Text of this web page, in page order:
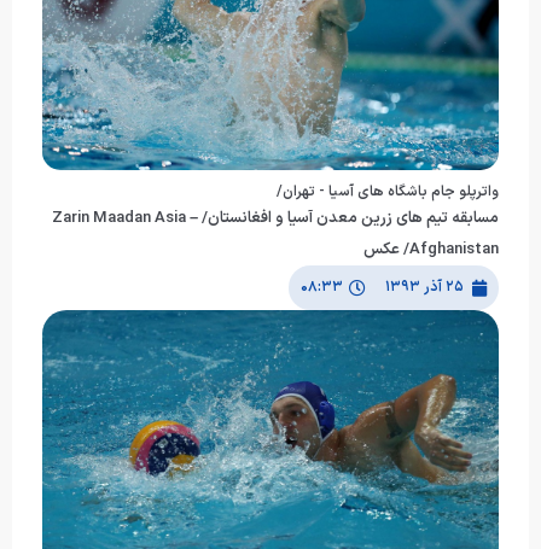
واترپلو جام باشگاه های آسیا - تهران/
مسابقه تیم های زرین معدن آسیا و افغانستان/ Zarin Maadan Asia –
Afghanistan/ عکس
۲۵ آذر ۱۳۹۳ ۰۸:۳۳